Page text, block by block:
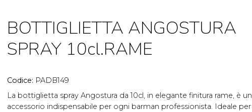
BOTTIGLIETTA ANGOSTURA
SPRAY 10cl.RAME
Codice: PADB149
La bottiglietta spray Angostura da 10cl, in elegante finitura rame, è un
accessorio indispensabile per ogni barman professionista. Ideale per